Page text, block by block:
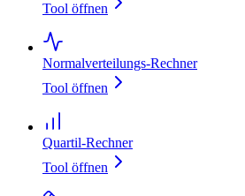
Tool öffnen
Normalverteilungs‑Rechner
Tool öffnen
Quartil‑Rechner
Tool öffnen